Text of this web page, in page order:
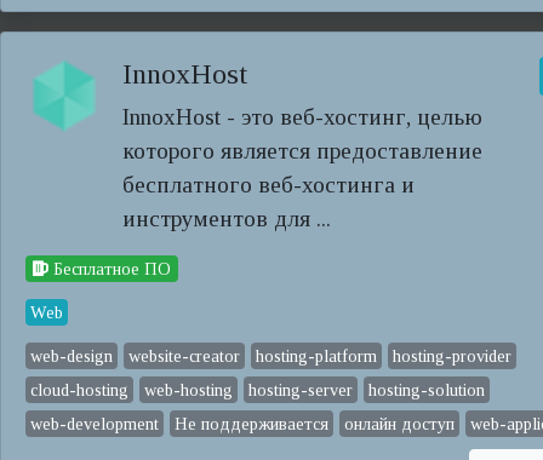
InnoxHost
InnoxHost - это веб-хостинг, целью
которого является предоставление
бесплатного веб-хостинга и
инструментов для ...
Бесплатное ПО
Web
web-design website-creator hosting-platform
hosting-provider
cloud-hosting
web-hosting hosting-server
hosting-solution
web-development
Не поддерживается онлайн доступ web-